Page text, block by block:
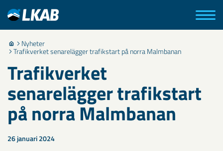
Nyheter
Trafikverket senarelägger trafikstart på norra Malmbanan
Trafikverket
senarelägger trafikstart
på norra Malmbanan
26 januari 2024